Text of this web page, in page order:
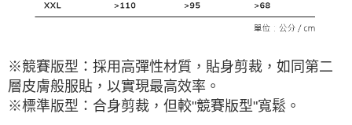
※競賽版型：採用高彈性材質，貼身剪裁，如同第二
層皮膚般服貼，以實現最高效率。
※標準版型：合身剪裁，但較"競賽版型"寬鬆。